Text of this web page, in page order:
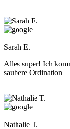
Sarah E.
Alles super! Ich
saubere Ordination
Nathalie T.